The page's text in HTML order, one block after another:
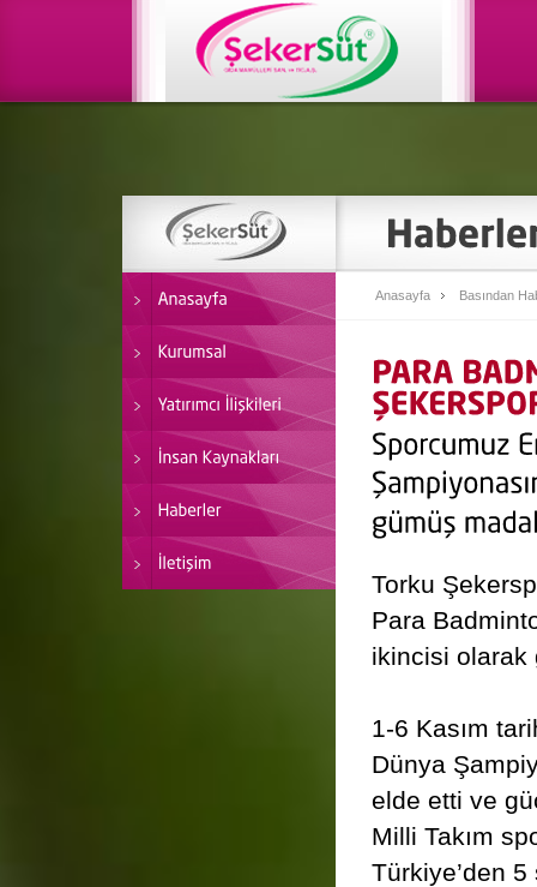
Anasayfa Basından
Torku
Para
ikincisi olarak
1-6 Kasım
Dünya
elde etti ve
Milli Takım
Türkiye’den 5